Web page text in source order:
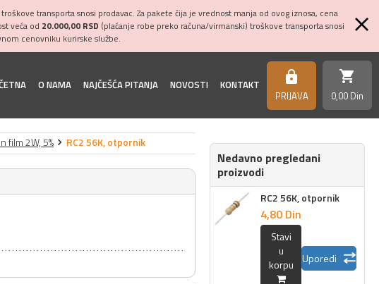
transporta snosi prodavac. Za pakete čija je vrednost manja od ovog iznosa, cena
veća od 20.000,00 RSD (plaćanje robe preko računa/virmanski) troškove transporta snosi
cenovniku kurirske službe.
O NAMA NAJČEŠĆA PITANJA NOVOSTI KONTAKT https
PRIJAVA
shopping_cart
0,00 Din
film 2W, 5% RC2 56K, otpornik
Nedavno pregledani
proizvodi
RC2 56K, otpornik
4,80 Din
Stavi
u
korpu
Uporedi